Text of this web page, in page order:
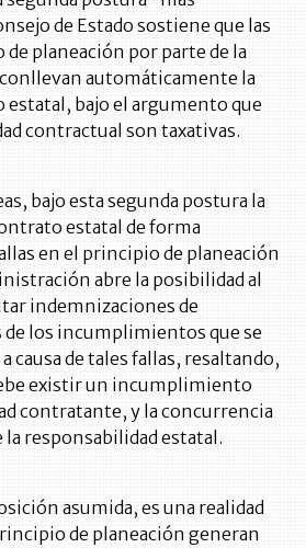
de Estado sostiene que las
planeación por parte de la
automáticamente la
bajo el argumento que
contractual son taxativas.
bajo esta segunda postura la
estatal de forma
en el principio de planeación
abre la posibilidad al
indemnizaciones de
de los incumplimientos que se
causa de tales fallas, resaltando,
existir un incumplimiento
contratante, y la concurrencia
responsabilidad estatal.
asumida, es una realidad
de planeación generan